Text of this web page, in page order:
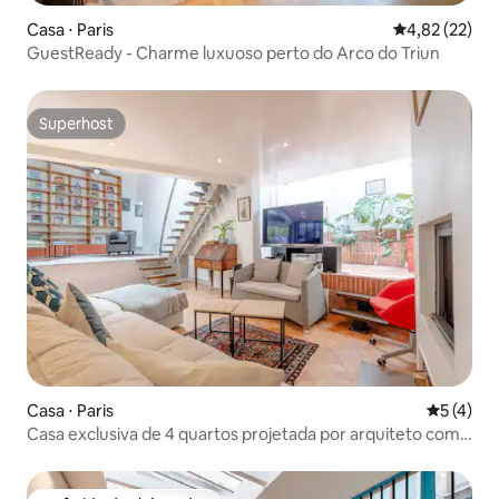
Casa ⋅ Paris 4,82 de uma
4,82 (22)
GuestReady - Charme luxuoso perto do Arco do Triun
Superhost
Superhost
Casa ⋅ Paris 5 de
5 (4)
Casa exclusiva de 4 quartos projetada por arquiteto com